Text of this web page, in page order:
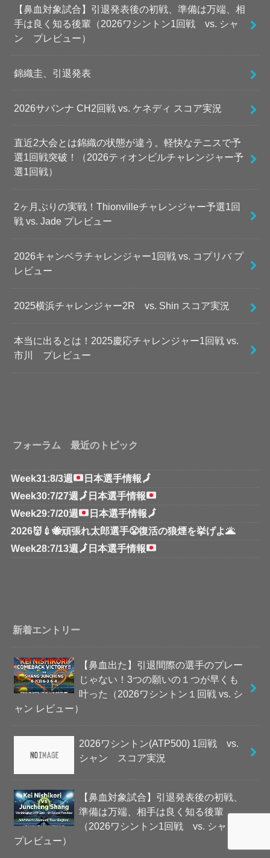
【鼻血対象試合】引退発表後の初戦、準備は万端、相
手は良く知る後輩（2026ワシントン1回戦 vs. シャ
ン プレビュー）
錦織圭、引退発表
2026サバンナ CH2回戦 vs. ケネディ スコア実況
直近2大会とは錦織の状態が違う。軽快なテニスで予
選1回戦突破！（2026ティオンビルチャレンジャー予
選1回戦）
2ヶ月ぶりの実戦！Thionvilleチャレンジャー予選1回
戦 vs. Jade プレビュー
2026キャンベラチャレンジャー1回戦 vs. コプリバ プ
レビュー
2025横浜チャレンジャー2R vs. Shin スコア実況
本当に出るとは！2025慶応チャレンジャー1回戦 vs.
市川 プレビュー
フォーラム 最近のトピック
Week31:8/3週 日本選手情報🗾
Week30:7/27週 🗾 日本選手情報
Week29:7/20週
日本選手情報🗾
2026👹💉🐝頑張れ太郎選手😤復活の狼煙を挙げよ🌋
Week28:7/13週 🗾 日本選手情報
新着エントリー
【鼻血出た】引退間際の選手のプレー
じゃない！3つの願いの１つが早くも
叶った（2026ワシントン１回戦 vs. シ
ャン レビュー）
2026ワシントン(ATP500) 1回戦 vs.
シャン スコア実況
【鼻血対象試合】引退発表後の初戦、
準備は万端、相手は良く知る後輩
（2026ワシントン1回戦 vs. シャン
プレビュー）